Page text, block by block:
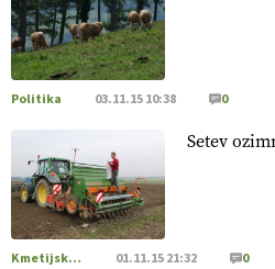
[EKOloško = LOGIČNO
in vlaga.
VEČ
https://t.co/
#CAP https://t.co/dDwsipE645
[EKOloško = LOGIČNO
tal
. VEČ
https://t.co/J7RkeaYpYu
https://t.co/RVG0FzcQN6
Politika 03.11.15 10:38 0
Setev
Kmetijska zemljišča 01.11.15 21:32 0